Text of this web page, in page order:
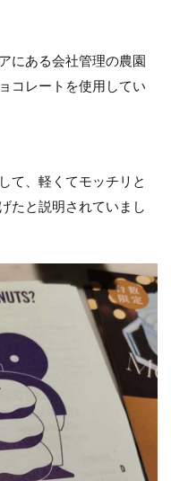
にある会社管理の農園
コレートを使用してい
て、軽くてモッチリと
たと説明されていまし